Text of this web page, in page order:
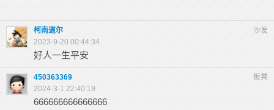
沙发
柯南道尔
2023-9-20 00:44:34
好人一生平安
板凳
450363369
2024-3-1 22:40:19
666666666666666